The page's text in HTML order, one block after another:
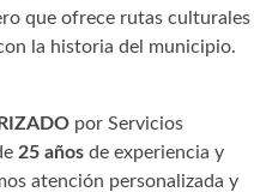
que ofrece rutas culturales
la historia del municipio.
por Servicios
25 años de experiencia y
atención personalizada y